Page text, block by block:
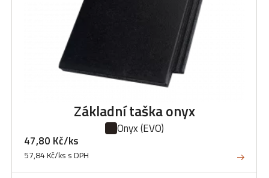
Základní taška onyx
Onyx(EVO)
47,80 Kč/ks
57,84 Kč/ks s DPH